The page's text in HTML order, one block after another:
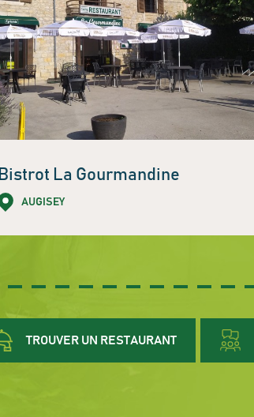
Bistrot La Gourmandine
AUGISEY
TROUVER UN RESTAURANT